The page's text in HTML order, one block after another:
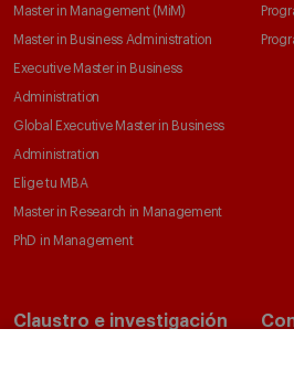
Master in Management (MiM)
Master in Business Administration
Executive Master in Business
Administration
Global Executive Master in Business
Administration
Elige tu MBA
Master in Research in Management
PhD in Management
Claustro e investigación